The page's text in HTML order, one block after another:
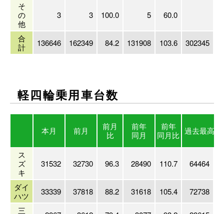
そ
の
他
3 3 100.0 5 60.0
合
計
136646 162349 84.2 131908 103.6 302345
軽四輪乗用車台数
本月 前月
前月
比
前年
同月
前年
同月比 過去最高
ス
ズ
キ
31532 32730 96.3 28490 110.7 64464
ダイ
ハツ
33339 37818 88.2 31618 105.4 72738
三